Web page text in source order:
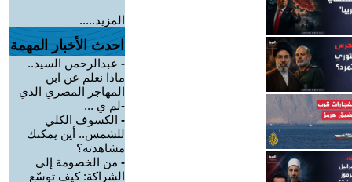
المزيد.....
احدث الأخبار المهمة
- عبدالرحمن السيد..
ماذا نعلم عن ابن
المهاجر المصري الذي
-لم ي ...
- الكسوف الكلي
للشمس.. أين يمكنك
مشاهدته؟
- من الخصومة إلى
الشراكة: كيف توسّع